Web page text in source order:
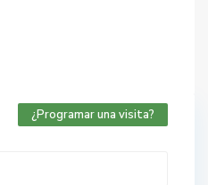
¿Programar una visita?